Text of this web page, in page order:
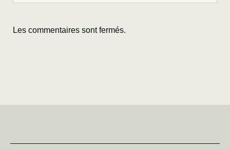
Les commentaires sont fermés.